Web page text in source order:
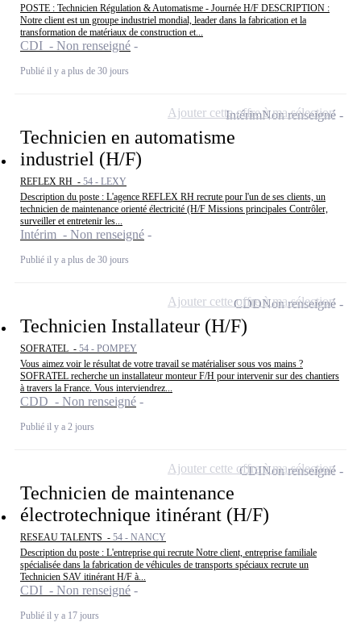
POSTE : Technicien Régulation & Automatisme - Journée H/F DESCRIPTION :
Notre client est un groupe industriel mondial, leader dans la fabrication et la
transformation de matériaux de construction et...
CDI - Non renseigné
Publié il y a plus de 30 jours
Technicien en automatisme
industriel (H/F)
REFLEX RH - 54 - LEXY
Description du poste : L'agence REFLEX RH recrute pour l'un de ses clients, un
technicien de maintenance orienté électricité (H/F Missions principales Contrôler,
surveiller et entretenir les...
Intérim - Non renseigné
Publié il y a plus de 30 jours
IntérimNon renseigné
Ajouter cette offre à ma sélection
Technicien Installateur (H/F)
SOFRATEL - 54 - POMPEY
Vous aimez voir le résultat de votre travail se matérialiser sous vos mains ?
SOFRATEL recherche un installateur monteur F/H pour intervenir sur des chantiers
à travers la France. Vous interviendrez...
CDD - Non renseigné
Publié il y a 2 jours
CDDNon renseigné
Ajouter cette offre à ma sélection
Technicien de maintenance
électrotechnique itinérant (H/F)
RESEAU TALENTS - 54 - NANCY
Description du poste : L'entreprise qui recrute Notre client, entreprise familiale
spécialisée dans la fabrication de véhicules de transports spéciaux recrute un
Technicien SAV itinérant H/F à...
CDI - Non renseigné
Publié il y a 17 jours
CDINon renseigné
Ajouter cette offre à ma sélection